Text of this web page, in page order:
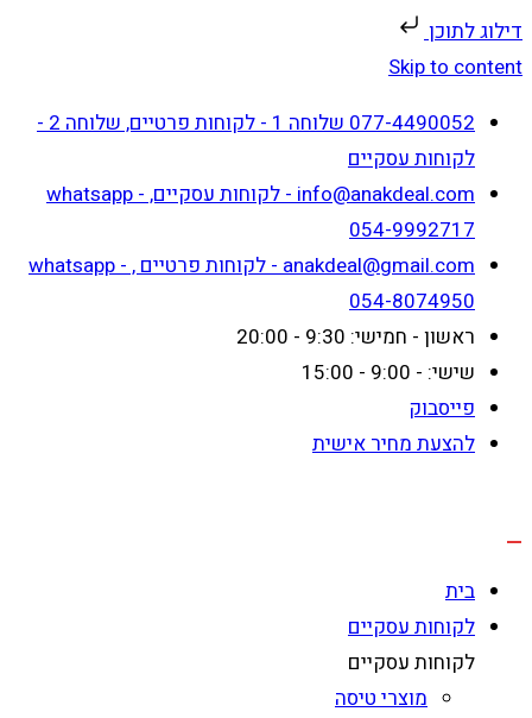
דילוג לתוכן
Skip to content
077-4490052 שלוחה 1 - לקוחות פרטיים, שלוחה 2 -
לקוחות עסקיים
info@anakdeal.com - לקוחות עסקיים, whatsapp -
054-9992717
anakdeal@gmail.com - לקוחות פרטיים , whatsapp -
054-8074950
ראשון - חמישי: 9:30 - 20:00
שישי: - 9:00 - 15:00
פייסבוק
להצעת מחיר אישית
בית
לקוחות עסקיים
לקוחות עסקיים
מוצרי טיסה